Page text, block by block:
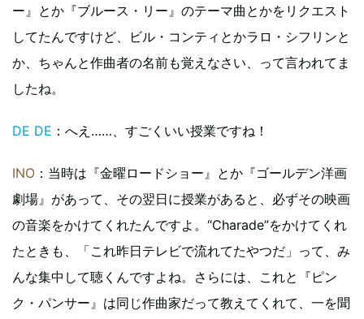
ー』とか『ブルース・リー』のテーマ曲とかをリクエスト
してたんですけど、ビル・コンティとかラロ・シフリンと
か、ちゃんと作曲者の名前も覚えなさい、って言われてま
したね。
DE DE ：へえ……、すごくいい授業ですね！
INO ：当時は『金曜ロードショー』とか『ゴールデン洋画
劇場』があって、その翌日に授業があると、必ずその映画
の音楽をかけてくれたんですよ。“Charade”をかけてくれ
たときも、「これ昨日テレビで流れてたやつだ」って、み
んな集中して聴くんですよね。さらには、これと『ピン
ク・パンサー』は同じ作曲家だって教えてくれて、一を聞